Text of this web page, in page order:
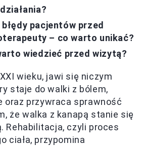
pacjentów przed
– co warto unikać?
wiedzieć przed wizytą?
wieku, jawi się niczym
staje do walki z bólem,
oraz przywraca sprawność
że walka z kanapą stanie się
Rehabilitacja, czyli proces
ciała, przypomina